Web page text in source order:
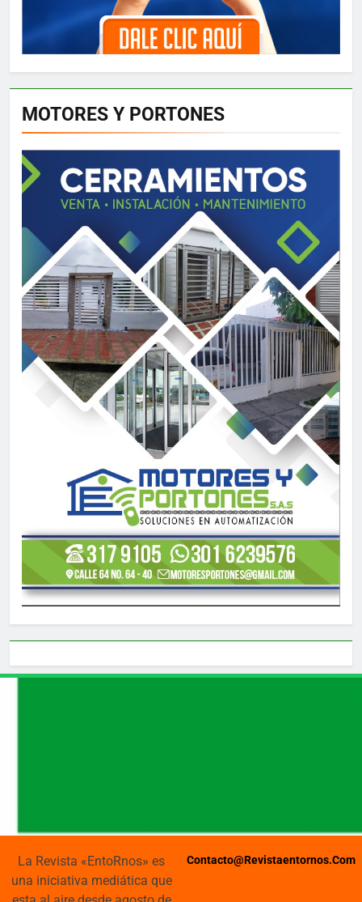
MOTORES Y PORTONES
La Revista «EntoRnos» es
una iniciativa mediática que
Contacto@revistaentornos.com